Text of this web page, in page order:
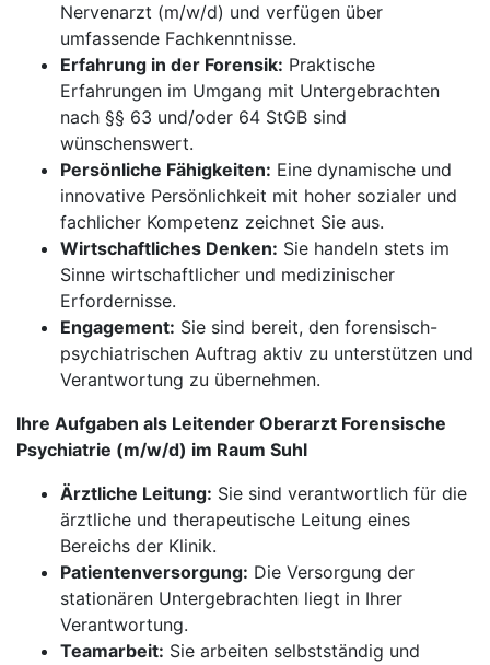
Nervenarzt (m/w/d) und verfügen über
umfassende Fachkenntnisse.
Erfahrung in der Forensik: Praktische
Erfahrungen im Umgang mit Untergebrachten
nach §§ 63 und/oder 64 StGB sind
wünschenswert.
Persönliche Fähigkeiten: Eine dynamische und
innovative Persönlichkeit mit hoher sozialer und
fachlicher Kompetenz zeichnet Sie aus.
Wirtschaftliches Denken: Sie handeln stets im
Sinne wirtschaftlicher und medizinischer
Erfordernisse.
Engagement: Sie sind bereit, den forensisch-
psychiatrischen Auftrag aktiv zu unterstützen und
Verantwortung zu übernehmen.
Ihre Aufgaben als Leitender Oberarzt Forensische
Psychiatrie (m/w/d) im Raum Suhl
Ärztliche Leitung: Sie sind verantwortlich für die
ärztliche und therapeutische Leitung eines
Bereichs der Klinik.
Patientenversorgung: Die Versorgung der
stationären Untergebrachten liegt in Ihrer
Verantwortung.
Teamarbeit: Sie arbeiten selbstständig und